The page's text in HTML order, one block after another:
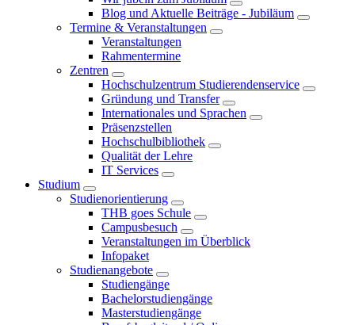
Blog und Aktuelle Beiträge - Jubiläum
Termine & Veranstaltungen
Veranstaltungen
Rahmentermine
Zentren
Hochschulzentrum Studierendenservice
Gründung und Transfer
Internationales und Sprachen
Präsenzstellen
Hochschulbibliothek
Qualität der Lehre
IT Services
Studium
Studienorientierung
THB goes Schule
Campusbesuch
Veranstaltungen im Überblick
Infopaket
Studienangebote
Studiengänge
Bachelorstudiengänge
Masterstudiengänge